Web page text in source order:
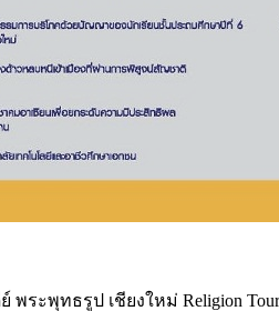
ระพุทธรูป เชียงใหม่ Religion